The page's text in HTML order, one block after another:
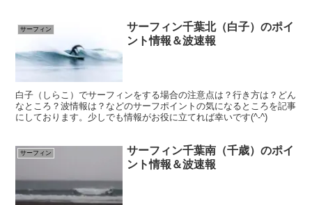
サーフィン
サーフィン千葉北（白子）のポイ
ント情報＆波速報
白子（しらこ）でサーフィンをする場合の注意点は？行き方は？どん
なところ？波情報は？などのサーフポイントの気になるところを記事
にしております。少しでも情報がお役に立てれば幸いです(^-^)
サーフィン
サーフィン千葉南（千歳）のポイ
ント情報＆波速報